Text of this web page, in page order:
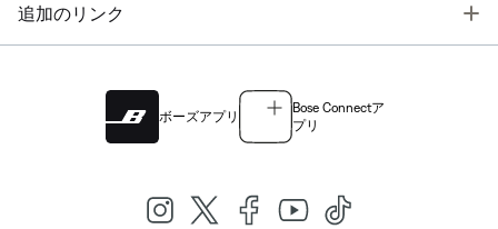
追加のリンク
ボーズアプリ
Bose Connectア
プリ